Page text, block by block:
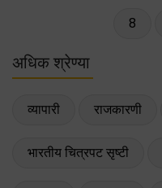
8
अधिक श्रेण्या
व्यापारी राजकारणी
भारतीय चित्रपट सृष्टी